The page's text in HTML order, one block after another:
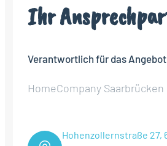
Ihr
Verantwortlich für das
HomeCompany Saarbrücken
Hohenzollernstraße 27,